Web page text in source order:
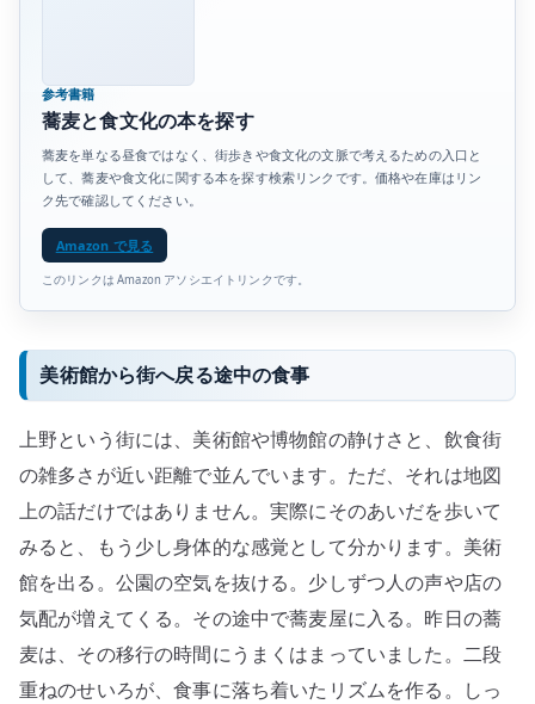
参考書籍
蕎麦と食文化の本を探す
蕎麦を単なる昼食ではなく、街歩きや食文化の文脈で考えるための入口と
して、蕎麦や食文化に関する本を探す検索リンクです。価格や在庫はリン
ク先で確認してください。
Amazon で見る
このリンクは Amazon アソシエイトリンクです。
美術館から街へ戻る途中の食事
上野という街には、美術館や博物館の静けさと、飲食街
の雑多さが近い距離で並んでいます。ただ、それは地図
上の話だけではありません。実際にそのあいだを歩いて
みると、もう少し身体的な感覚として分かります。美術
館を出る。公園の空気を抜ける。少しずつ人の声や店の
気配が増えてくる。その途中で蕎麦屋に入る。昨日の蕎
麦は、その移行の時間にうまくはまっていました。二段
重ねのせいろが、食事に落ち着いたリズムを作る。しっ